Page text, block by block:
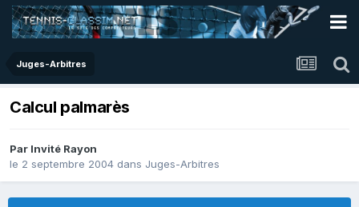
Juges-Arbitres
Calcul palmarès
Par Invité Rayon
le 2 septembre 2004 dans Juges-Arbitres